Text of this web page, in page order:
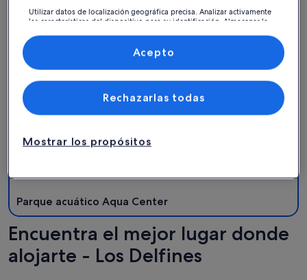
con
atracciones
1
Parque acuático Aqua Center
Encuentra el mejor lugar donde
alojarte - Los Delfines
Utilizar datos de localización geográfica precisa. Analizar activamente
las características del dispositivo para su identificación. Almacenar la
contenido personalizados, medición de publicidad y contenido,
investigación de audiencia y desarrollo de servicios.
Mostrar los propósitos
Rechazarlas todas
Acepto